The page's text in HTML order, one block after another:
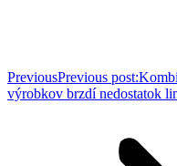
PreviousPrevious post:
výrobkov brzdí nedostatok